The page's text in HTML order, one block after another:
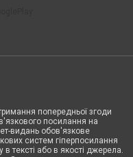
попередньої згоди
посилання на
видань обов'язкове
систем гіперпосилання
тексті або в якості джерела.